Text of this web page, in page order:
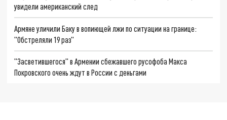
увидели американский след
Армяне уличили Баку в вопиющей лжи по ситуации на границе:
"Обстреляли 19 раз"
"Засветившегося" в Армении сбежавшего русофоба Макса
Покровского очень ждут в России с деньгами